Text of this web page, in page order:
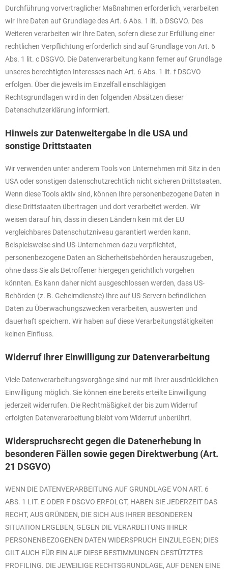
Durchführung vorvertraglicher Maßnahmen erforderlich, verarbeiten
wir Ihre Daten auf Grundlage des Art. 6 Abs. 1 lit. b DSGVO. Des
Weiteren verarbeiten wir Ihre Daten, sofern diese zur Erfüllung einer
rechtlichen Verpflichtung erforderlich sind auf Grundlage von Art. 6
Abs. 1 lit. c DSGVO. Die Datenverarbeitung kann ferner auf Grundlage
unseres berechtigten Interesses nach Art. 6 Abs. 1 lit. f DSGVO
erfolgen. Über die jeweils im Einzelfall einschlägigen
Rechtsgrundlagen wird in den folgenden Absätzen dieser
Datenschutzerklärung informiert.
Hinweis zur Datenweitergabe in die USA und
sonstige Drittstaaten
Wir verwenden unter anderem Tools von Unternehmen mit Sitz in den
USA oder sonstigen datenschutzrechtlich nicht sicheren Drittstaaten.
Wenn diese Tools aktiv sind, können Ihre personenbezogene Daten in
diese Drittstaaten übertragen und dort verarbeitet werden. Wir
weisen darauf hin, dass in diesen Ländern kein mit der EU
vergleichbares Datenschutzniveau garantiert werden kann.
Beispielsweise sind US-Unternehmen dazu verpflichtet,
personenbezogene Daten an Sicherheitsbehörden herauszugeben,
ohne dass Sie als Betroffener hiergegen gerichtlich vorgehen
könnten. Es kann daher nicht ausgeschlossen werden, dass US-
Behörden (z. B. Geheimdienste) Ihre auf US-Servern befindlichen
Daten zu Überwachungszwecken verarbeiten, auswerten und
dauerhaft speichern. Wir haben auf diese Verarbeitungstätigkeiten
keinen Einfluss.
Widerruf Ihrer Einwilligung zur Datenverarbeitung
Viele Datenverarbeitungsvorgänge sind nur mit Ihrer ausdrücklichen
Einwilligung möglich. Sie können eine bereits erteilte Einwilligung
jederzeit widerrufen. Die Rechtmäßigkeit der bis zum Widerruf
erfolgten Datenverarbeitung bleibt vom Widerruf unberührt.
Widerspruchsrecht gegen die Datenerhebung in
besonderen Fällen sowie gegen Direktwerbung (Art.
21 DSGVO)
WENN DIE DATENVERARBEITUNG AUF GRUNDLAGE VON ART. 6
ABS. 1 LIT. E ODER F DSGVO ERFOLGT, HABEN SIE JEDERZEIT DAS
RECHT, AUS GRÜNDEN, DIE SICH AUS IHRER BESONDEREN
SITUATION ERGEBEN, GEGEN DIE VERARBEITUNG IHRER
PERSONENBEZOGENEN DATEN WIDERSPRUCH EINZULEGEN; DIES
GILT AUCH FÜR EIN AUF DIESE BESTIMMUNGEN GESTÜTZTES
PROFILING. DIE JEWEILIGE RECHTSGRUNDLAGE, AUF DENEN EINE